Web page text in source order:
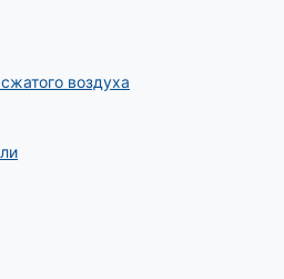
воздуха